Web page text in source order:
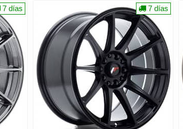
7 días 7 días